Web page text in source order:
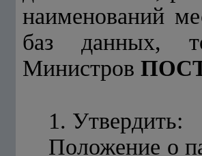
наименований
баз данных,
Министров
1. Утвердить:
Положение о